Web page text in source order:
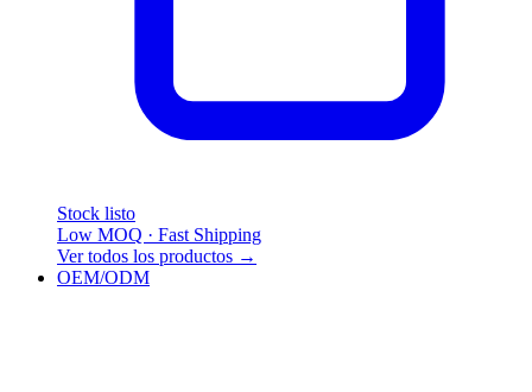
Stock listo
Low MOQ · Fast Shipping
Ver todos los productos →
OEM/ODM